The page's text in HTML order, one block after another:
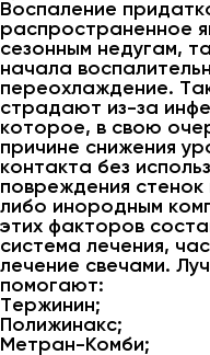
Воспаление
распространенное
сезонным недугам,
начала
переохлаждение.
страдают из-за
которое, в свою
причине снижения
контакта без
повреждения
либо инородным
этих факторов
система лечения,
лечение свечами.
помогают:
Тержинин;
Полижинакс;
Метран-Комби;